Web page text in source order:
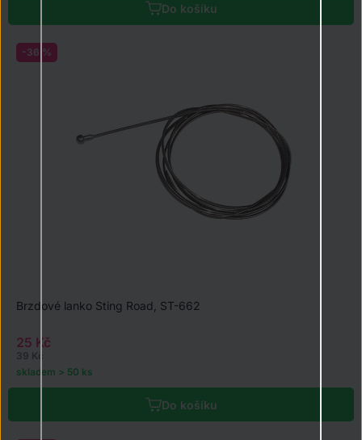
Do košíku
-36 %
Do košíku
Brzdové lanko Sting Road, ST-662
25 Kč
39 Kč
skladem > 50 ks